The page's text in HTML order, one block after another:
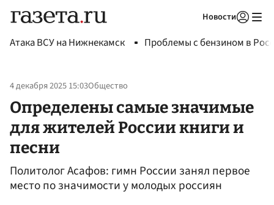
Новости
Атака ВСУ на Нижнекамск Проблемы с бензином в
4 декабря 2025 15:03Общество
Определены самые значимые
для жителей России книги и
песни
Политолог Асафов: гимн России занял первое
место по значимости у молодых россиян